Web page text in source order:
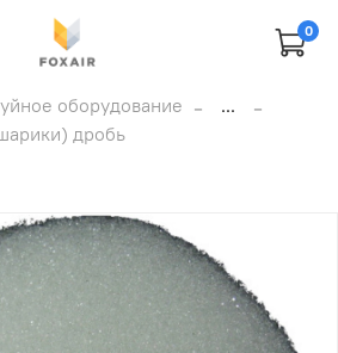
0
оборудование
...
дробь